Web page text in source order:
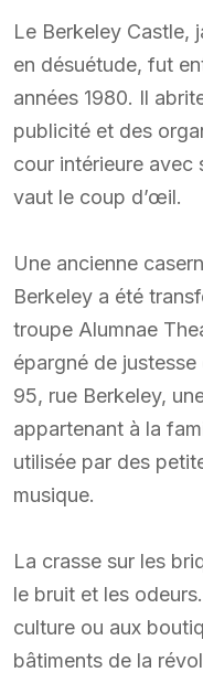
Le Berkeley Castle,
en désuétude, fut
années 1980. Il
publicité et des
cour intérieure avec
vaut le coup d’œil.
Une ancienne
Berkeley a été
troupe Alumnae
épargné de
95, rue Berkeley,
appartenant à la
utilisée par des
musique.
La crasse sur les
le bruit et les
culture ou aux
bâtiments de la